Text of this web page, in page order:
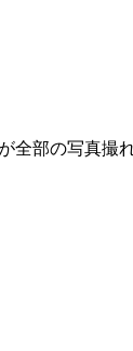
部の写真